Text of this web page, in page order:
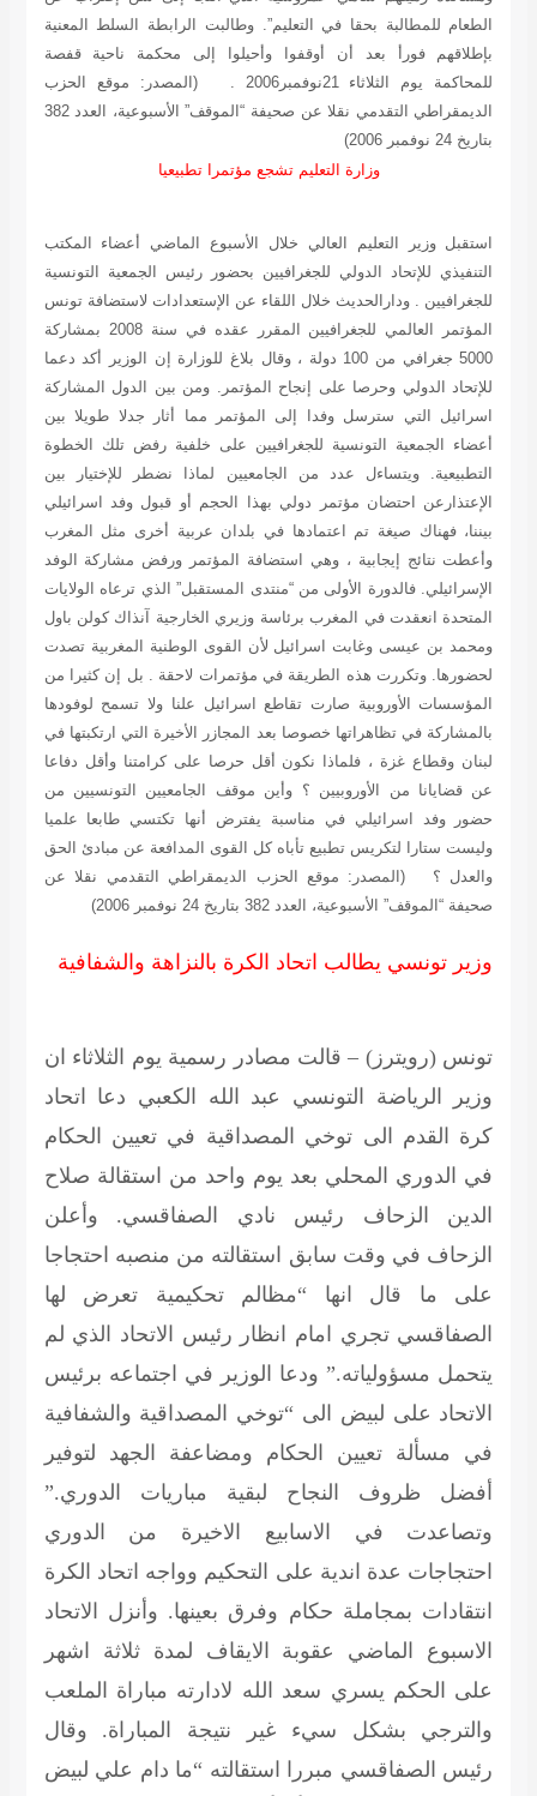
الطعام للمطالبة بحقا في التعليم”. وطالبت الرابطة السلط المعنية
بإطلاقهم فورأ بعد أن أوقفوا وأحيلوا إلى محكمة ناحية قفصة
للمحاكمة يوم الثلاثاء 21نوفمبر2006 .
(المصدر: موقع الحزب
الديمقراطي التقدمي نقلا عن صحيفة “الموقف” الأسبوعية، العدد 382
بتاريخ 24 نوفمبر 2006)
وزارة التعليم تشجع مؤتمرا تطبيعيا
استقبل وزير التعليم العالي خلال الأسبوع الماضي أعضاء المكتب
التنفيذي للإتحاد الدولي للجغرافيين بحضور رئيس الجمعية التونسية
للجغرافيين . ودارالحديث خلال اللقاء عن الإستعدادات لاستضافة تونس
المؤتمر العالمي للجغرافيين المقرر عقده في سنة 2008 بمشاركة
5000 جغرافي من 100 دولة ، وقال بلاغ للوزارة إن الوزير أكد دعما
للإتحاد الدولي وحرصا على إنجاح المؤتمر. ومن بين الدول المشاركة
اسرائيل التي سترسل وفدا إلى المؤتمر مما أثار جدلا طويلا بين
أعضاء الجمعية التونسية للجغرافيين على خلفية رفض تلك الخطوة
التطبيعية. ويتساءل عدد من الجامعيين لماذا نضطر للإختيار بين
الإعتذارعن احتضان مؤتمر دولي بهذا الحجم أو قبول وفد اسرائيلي
بيننا، فهناك صيغة تم اعتمادها في بلدان عربية أخرى مثل المغرب
وأعطت نتائج إيجابية ، وهي استضافة المؤتمر ورفض مشاركة الوفد
الإسرائيلي. فالدورة الأولى من “منتدى المستقبل” الذي ترعاه الولايات
المتحدة انعقدت في المغرب برئاسة وزيري الخارجية آنذاك كولن باول
ومحمد بن عيسى وغابت اسرائيل لأن القوى الوطنية المغربية تصدت
لحضورها. وتكررت هذه الطريقة في مؤتمرات لاحقة . بل إن كثيرا من
المؤسسات الأوروبية صارت تقاطع اسرائيل علنا ولا تسمح لوفودها
بالمشاركة في تظاهراتها خصوصا بعد المجازر الأخيرة التي ارتكبتها في
لبنان وقطاع غزة ، فلماذا نكون أقل حرصا على كرامتنا وأقل دفاعا
عن قضايانا من الأوروبيين ؟ وأين موقف الجامعيين التونسيين من
حضور وفد اسرائيلي في مناسبة يفترض أنها تكتسي طابعا علميا
وليست ستارا لتكريس تطبيع تأباه كل القوى المدافعة عن مبادئ الحق
والعدل ؟ (المصدر: موقع الحزب الديمقراطي التقدمي نقلا عن
صحيفة “الموقف” الأسبوعية، العدد 382 بتاريخ 24 نوفمبر 2006)
وزير تونسي يطالب اتحاد الكرة بالنزاهة والشفافية
تونس (رويترز) – قالت مصادر رسمية يوم الثلاثاء ان
وزير الرياضة التونسي عبد الله الكعبي دعا اتحاد
كرة القدم الى توخي المصداقية في تعيين الحكام
في الدوري المحلي بعد يوم واحد من استقالة صلاح
الدين الزحاف رئيس نادي الصفاقسي. وأعلن
الزحاف في وقت سابق استقالته من منصبه احتجاجا
على ما قال انها “مظالم تحكيمية تعرض لها
الصفاقسي تجري امام انظار رئيس الاتحاد الذي لم
يتحمل مسؤولياته.” ودعا الوزير في اجتماعه برئيس
الاتحاد على لبيض الى “توخي المصداقية والشفافية
في مسألة تعيين الحكام ومضاعفة الجهد لتوفير
أفضل ظروف النجاح لبقية مباريات الدوري.”
وتصاعدت في الاسابيع الاخيرة من الدوري
احتجاجات عدة اندية على التحكيم وواجه اتحاد الكرة
انتقادات بمجاملة حكام وفرق بعينها. وأنزل الاتحاد
الاسبوع الماضي عقوبة الايقاف لمدة ثلاثة اشهر
على الحكم يسري سعد الله لادارته مباراة الملعب
والترجي بشكل سيء غير نتيجة المباراة. وقال
رئيس الصفاقسي مبررا استقالته “ما دام علي لبيض